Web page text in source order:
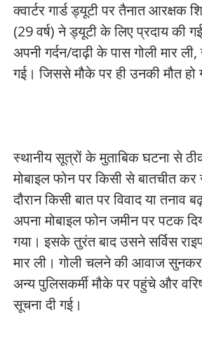
क्वार्टर गार्ड ड्यूटी पर तैनात आरक्षक
(29 वर्ष) ने ड्यूटी के लिए प्रदाय की
अपनी गर्दन/दाढ़ी के पास गोली मार
गई। जिससे मौके पर ही उनकी मौत हो
स्थानीय सूत्रों के मुताबिक घटना से
मोबाइल फोन पर किसी से बातचीत कर
दौरान किसी बात पर विवाद या
अपना मोबाइल फोन जमीन पर पटक
गया। इसके तुरंत बाद उसने सर्विस
मार ली। गोली चलने की आवाज
अन्य पुलिसकर्मी मौके पर पहुंचे और
सूचना दी गई।